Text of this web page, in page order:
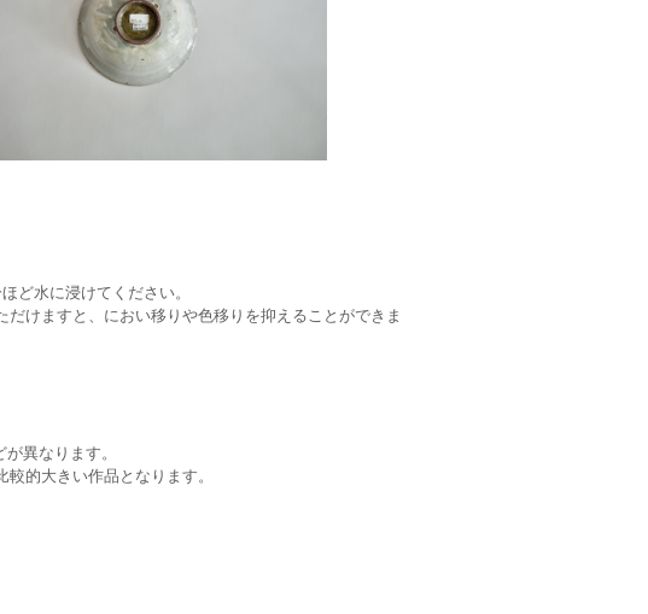
ど水に浸けてください。
けますと、におい移りや色移りを抑えることができま
異なります。
的大きい作品となります。